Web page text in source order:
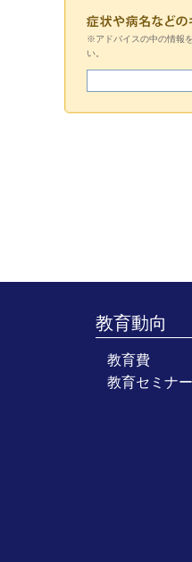
※アドバイスの中の情報
い。
教育動向
教育費
教育セミナー